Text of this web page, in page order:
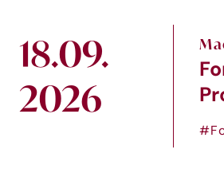
18.09.
2026